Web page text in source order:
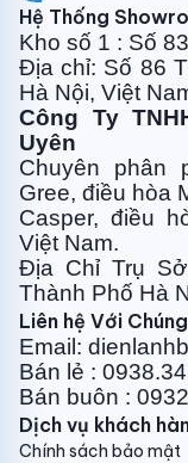
Hệ Thống
Kho số 1 : Số
Địa chỉ: Số 86
Hà Nội, Việt
Công Ty
Uyên
Chuyên phân
Gree, điều hòa
Casper, điều
Việt Nam.
Địa Chỉ Trụ
Thành Phố Hà
Liên hệ Với
Email:
Bán lẻ :
Bán buôn :
Dịch vụ khách
Chính sách bảo mật